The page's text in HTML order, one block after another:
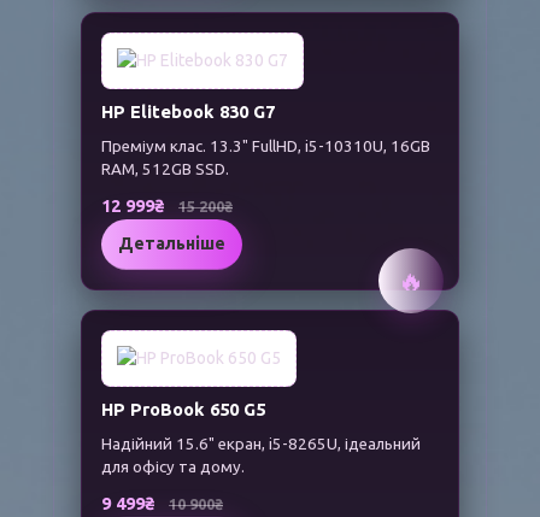
🔥
HP Elitebook 830 G7
Преміум клас. 13.3" FullHD, i5-10310U, 16GB
RAM, 512GB SSD.
12 999₴ 15 200₴
Детальніше
HP ProBook 650 G5
Надійний 15.6" екран, i5-8265U, ідеальний
для офісу та дому.
9 499₴ 10 900₴